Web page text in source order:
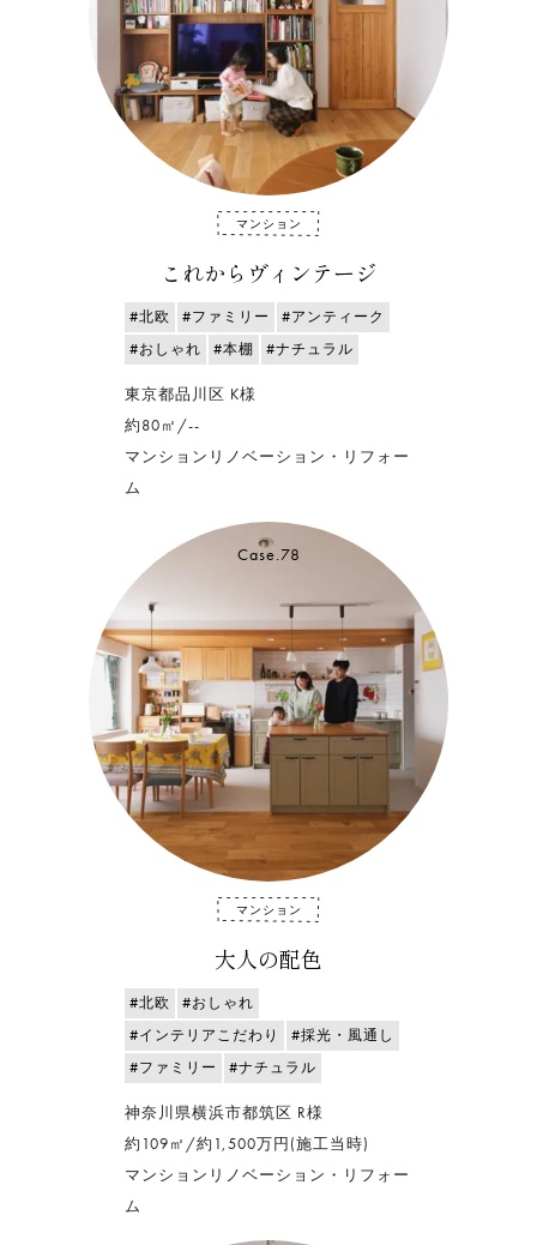
マンション
これからヴィンテージ
#北欧 #ファミリー
#アンティーク
#おしゃれ
#本棚 #ナチュラル
東京都品川区 K様
約80㎡/--
マンションリノベーション・リフォー
ム
Case.78
マンション
大人の配色
#北欧
#おしゃれ
#インテリアこだわり
#採光・風通し
#ファミリー
#ナチュラル
神奈川県横浜市都筑区 R様
約109㎡/約1,500万円(施工当時)
マンションリノベーション・リフォー
ム